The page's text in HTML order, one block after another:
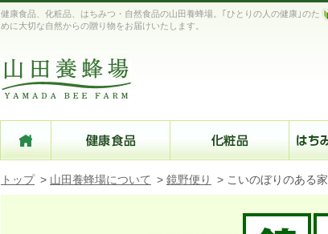
健康食品、化粧品、はちみつ・自然食品の山田養蜂場。｢ひとりの人の健康｣のた
めに大切な自然からの贈り物をお届けいたします。
トップ > 山田養蜂場について > 鏡野便り > こいのぼりのある家